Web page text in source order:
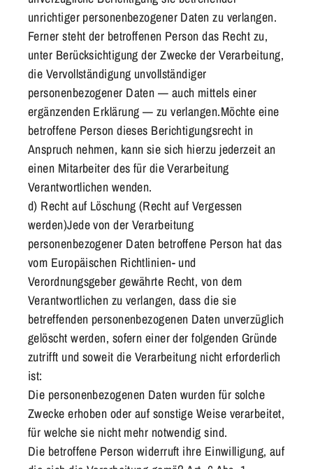
unrichtiger personenbezogener Daten zu verlangen.
Ferner steht der betroffenen Person das Recht zu,
unter Berücksichtigung der Zwecke der Verarbeitung,
die Vervollständigung unvollständiger
personenbezogener Daten — auch mittels einer
ergänzenden Erklärung — zu verlangen.Möchte eine
betroffene Person dieses Berichtigungsrecht in
Anspruch nehmen, kann sie sich hierzu jederzeit an
einen Mitarbeiter des für die Verarbeitung
Verantwortlichen wenden.
d) Recht auf Löschung (Recht auf Vergessen
werden)Jede von der Verarbeitung
personenbezogener Daten betroffene Person hat das
vom Europäischen Richtlinien- und
Verordnungsgeber gewährte Recht, von dem
Verantwortlichen zu verlangen, dass die sie
betreffenden personenbezogenen Daten unverzüglich
gelöscht werden, sofern einer der folgenden Gründe
zutrifft und soweit die Verarbeitung nicht erforderlich
ist:
Die personenbezogenen Daten wurden für solche
Zwecke erhoben oder auf sonstige Weise verarbeitet,
für welche sie nicht mehr notwendig sind.
Die betroffene Person widerruft ihre Einwilligung, auf